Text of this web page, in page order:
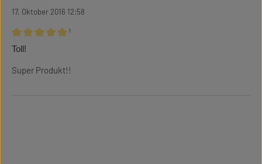
17. Oktober 2016 12:58
Bewertung mit 5 von 5 Sternen
¹
Toll!
Super Produkt!!